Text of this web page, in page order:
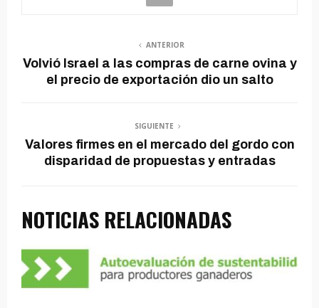
ANTERIOR
Volvió Israel a las compras de carne ovina y
el precio de exportación dio un salto
SIGUIENTE
Valores firmes en el mercado del gordo con
disparidad de propuestas y entradas
NOTICIAS RELACIONADAS